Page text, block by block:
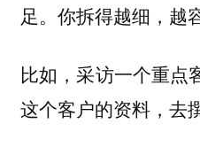
足。你拆得越细，越
比如，采访一个重点
这个客户的资料，去